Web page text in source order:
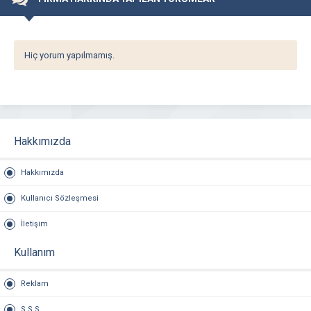
Hiç yorum yapılmamış.
Hakkımızda
Hakkımızda
Kullanıcı Sözleşmesi
İletişim
Kullanım
Reklam